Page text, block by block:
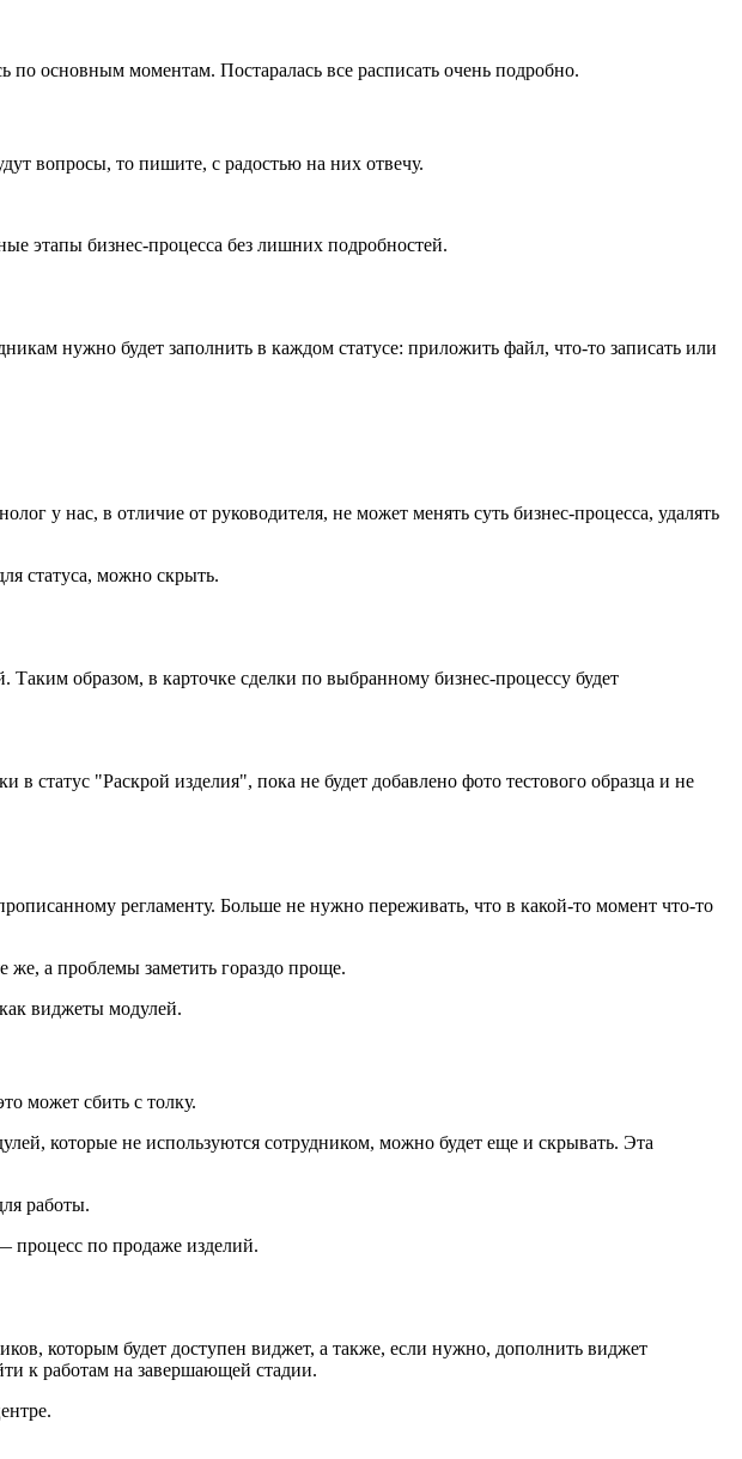
основным моментам. Постаралась все расписать очень подробно.
вопросы, то пишите, с радостью на них отвечу.
этапы бизнес-процесса без лишних подробностей.
нужно будет заполнить в каждом статусе: приложить файл, что-то записать или
у нас, в отличие от руководителя, не может менять суть бизнес-процесса, удалять
статуса, можно скрыть.
образом, в карточке сделки по выбранному бизнес-процессу будет
статус "Раскрой изделия", пока не будет добавлено фото тестового образца и не
регламенту. Больше не нужно переживать, что в какой-то момент что-то
же, а проблемы заметить гораздо проще.
виджеты модулей.
может сбить с толку.
которые не используются сотрудником, можно будет еще и скрывать. Эта
работы.
процесс по продаже изделий.
которым будет доступен виджет, а также, если нужно, дополнить виджет
к работам на завершающей стадии.